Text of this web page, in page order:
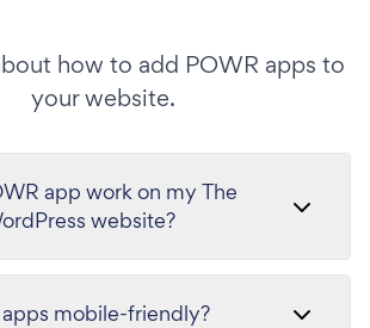
how to add POWR apps to
your website.
app work on my The
website?
mobile-friendly?